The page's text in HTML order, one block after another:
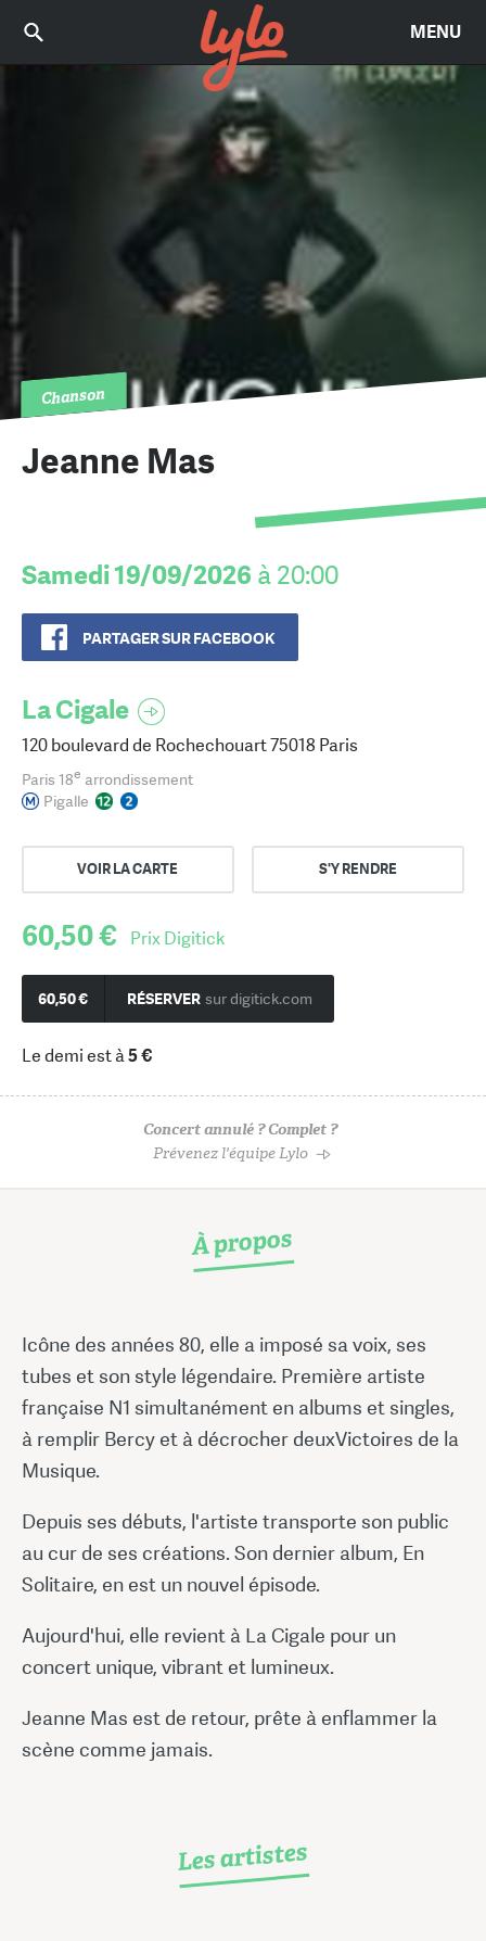
MENU
Chanson
Jeanne Mas
Samedi 19/09/2026 à 20:00
PARTAGER SUR FACEBOOK
La Cigale
120 boulevard de Rochechouart 75018 Paris
Paris 18e arrondissement
Pigalle
VOIR LA CARTE S'Y RENDRE
60,50 € Prix Digitick
60,50 € RÉSERVER sur digitick.com
Le demi est à5 €
Concert annulé ? Complet ?
Prévenez l'équipe Lylo
À propos
Icône des années 80, elle a imposé sa voix, ses
tubes et son style légendaire. Première artiste
française N1 simultanément en albums et singles,
à remplir Bercy et à décrocher deuxVictoires de la
Musique.
Depuis ses débuts, l'artiste transporte son public
au cur de ses créations. Son dernier album, En
Solitaire, en est un nouvel épisode.
Aujourd'hui, elle revient à La Cigale pour un
concert unique, vibrant et lumineux.
Jeanne Mas est de retour, prête à enflammer la
scène comme jamais.
Les artistes